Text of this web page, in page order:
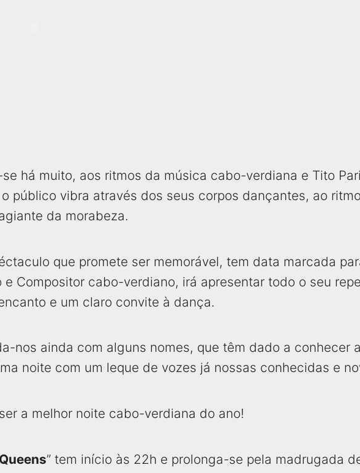
há muito, aos ritmos da música cabo-verdiana e Tito
público vibra através dos seus corpos dançantes, ao
da morabeza.
que promete ser memorável, tem data marcada
e Compositor cabo-verdiano, irá apresentar todo o seu
e um claro convite à dança.
nos ainda com alguns nomes, que têm dado a conhecer
noite com um leque de vozes já nossas conhecidas e
a melhor noite cabo-verdiana do ano!
” tem início às 22h e prolonga-se pela madrugada